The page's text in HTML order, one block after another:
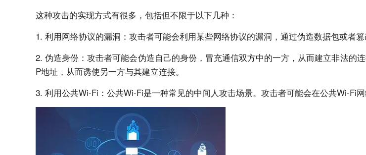
这种攻击的实现方式有很多，包括但不限于以下几种：
1. 利用网络协议的漏洞：攻击者可能会利用某些网络协议的漏洞，通过伪造数据包或者
2. 伪造身份：攻击者可能会伪造自己的身份，冒充通信双方中的一方，从而建立非法的
P地址，从而诱使另一方与其建立连接。
3. 利用公共Wi-Fi：公共Wi-Fi是一种常见的中间人攻击场景。攻击者可能会在公共Wi-Fi